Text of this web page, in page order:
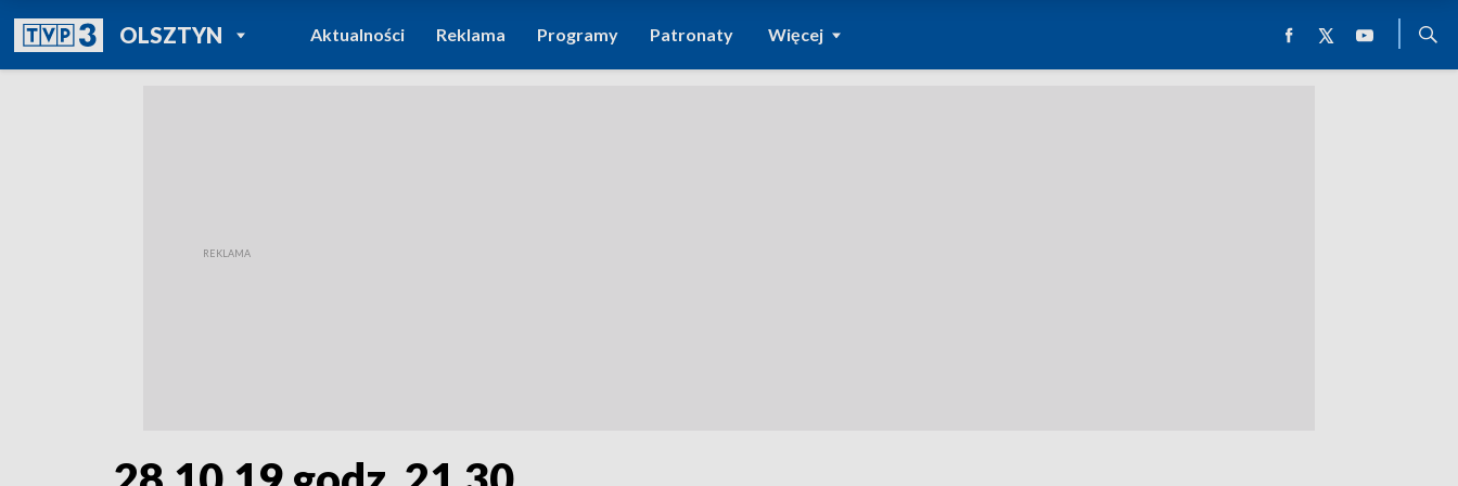
OLSZTYNPOWRÓT DO
TVP REGIONY
Aktualności Reklama Programy Patronaty Więcej